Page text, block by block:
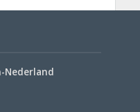
Nederland